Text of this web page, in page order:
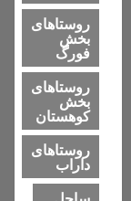
روستاهای
بخش
فورگ
روستاهای
بخش
کوهستان
روستاهای
داراب